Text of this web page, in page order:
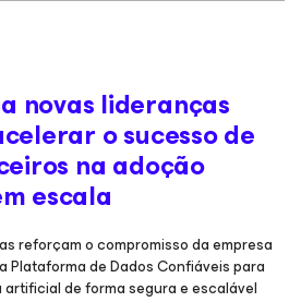
novas lideranças
o sucesso de
na adoção
escala
reforçam o compromisso da empresa
Plataforma de Dados Confiáveis para
de forma segura e escalável